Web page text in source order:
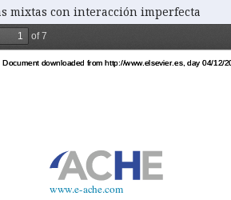
mixtas con interacción imperfecta